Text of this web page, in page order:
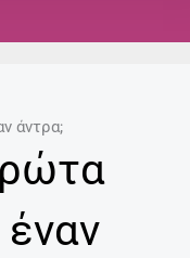
p
άντρα;
έναν